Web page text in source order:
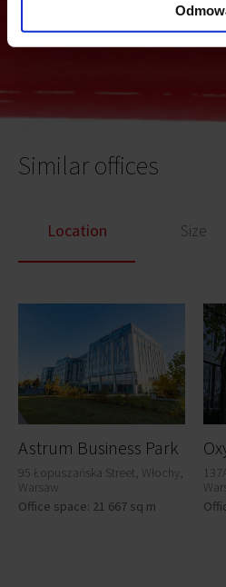
Send
Similar offices
Location Size
Astrum Business Park
95 Łopuszańska Street, Włochy,
Warsaw
Office space: 21 667 sq m